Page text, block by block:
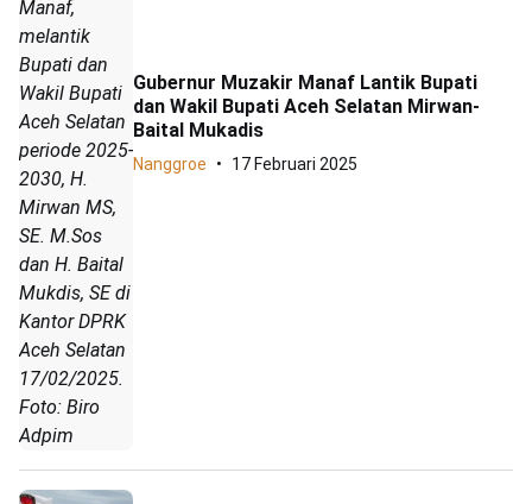
Manaf,
melantik
Bupati dan
Wakil Bupati
Aceh Selatan
periode 2025-
2030, H.
Mirwan MS,
SE. M.Sos
dan H. Baital
Mukdis, SE di
Kantor DPRK
Aceh Selatan
17/02/2025.
Foto: Biro
Adpim
Gubernur Muzakir Manaf Lantik Bupati
dan Wakil Bupati Aceh Selatan Mirwan-
Baital Mukadis
Nanggroe 17 Februari 2025